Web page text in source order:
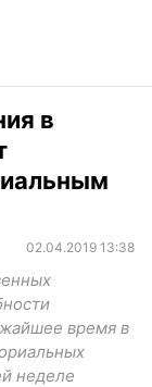
в
02.04.2019 13:38
время в
неделе